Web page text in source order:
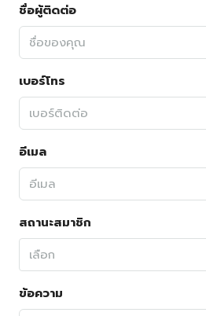
ชื่อผู้ติดต่อ
เบอร์โทร
อีเมล
สถานะสมาชิก
เลือก
ข้อความ